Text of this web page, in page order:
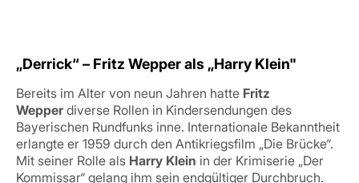
„Derrick“ – Fritz Wepper als „Harry Klein"
Bereits im Alter von neun Jahren hatte Fritz
Wepper diverse Rollen in Kindersendungen des
Bayerischen Rundfunks inne. Internationale Bekanntheit
erlangte er 1959 durch den Antikriegsfilm „Die Brücke“.
Mit seiner Rolle als Harry Klein in der Krimiserie „Der
Kommissar“ gelang ihm sein endgültiger Durchbruch.